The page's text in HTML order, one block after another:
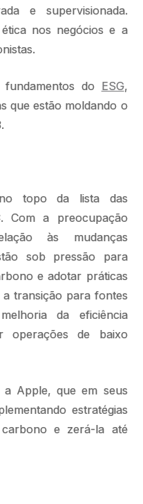
e supervisionada.
nos negócios e a
do ESG,
que estão moldando o
topo da lista das
Com a preocupação
às mudanças
sob pressão para
e adotar práticas
a transição para fontes
da eficiência
operações de baixo
Apple, que em seus
estratégias
e zerá-la até